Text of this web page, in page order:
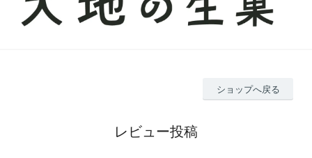
ショップへ戻る
レビュー投稿